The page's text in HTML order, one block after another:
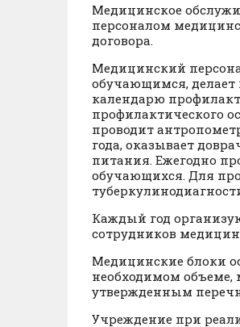
Медицинское
персоналом
договора.
Медицинский
обучающимся, делает
календарю
профилактического
проводит
года, оказывает
питания. Ежегодно
обучающихся. Для
Каждый год
сотрудников
Медицинские блоки
необходимом объеме,
утвержденным
Учреждение при